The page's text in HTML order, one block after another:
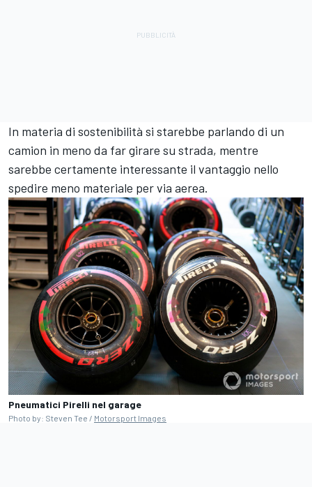
In materia di sostenibilità si starebbe parlando di un
camion in meno da far girare su strada, mentre
sarebbe certamente interessante il vantaggio nello
spedire meno materiale per via aerea.
Pneumatici Pirelli nel garage
Photo by: Steven Tee / Motorsport Images